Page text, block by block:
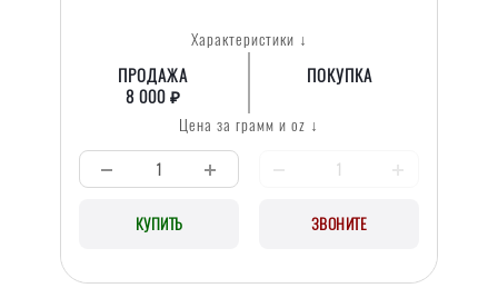
Характеристики ↓
ПРОДАЖА
8 000 ₽
ПОКУПКА
Цена за грамм и oz ↓
КУПИТЬ ЗВОНИТЕ